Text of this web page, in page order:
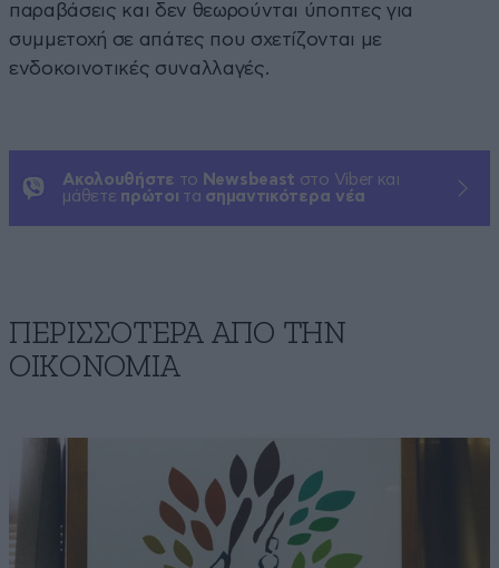
παραβάσεις και δεν θεωρούνται ύποπτες για
συμμετοχή σε απάτες που σχετίζονται με
ενδοκοινοτικές συναλλαγές.
Ακολουθήστε το Newsbeast στο Viber και
μάθετε πρώτοι τα σημαντικότερα νέα
ΠΕΡΙΣΣΟΤΕΡΑ ΑΠΟ ΤΗΝ
ΟΙΚΟΝΟΜΙΑ